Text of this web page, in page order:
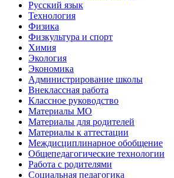
Русский язык
Технология
Физика
Физкультура и спорт
Химия
Экология
Экономика
Администрирование школы
Внеклассная работа
Классное руководство
Материалы МО
Материалы для родителей
Материалы к аттестации
Междисциплинарное обобщение
Общепедагогические технологии
Работа с родителями
Социальная педагогика